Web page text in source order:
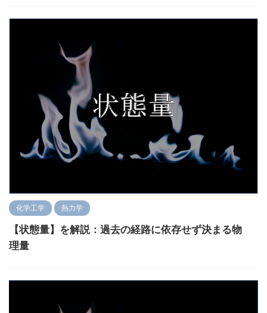
化学工学 熱力学
【状態量】を解説：過去の経路に依存せず決まる物
理量